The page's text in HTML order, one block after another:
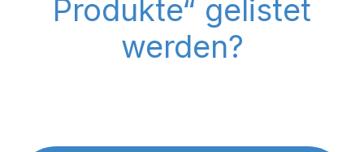
Produkte“ gelistet
werden?